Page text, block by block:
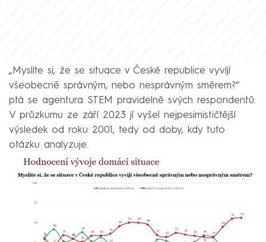
„Myslíte si, že se situace v České republice vyvíjí
všeobecně správným, nebo nesprávným směrem?“
ptá se agentura STEM pravidelně svých respondentů.
V průzkumu ze září 2023 jí vyšel nejpesimističtější
výsledek od roku 2001, tedy od doby, kdy tuto
otázku analyzuje.